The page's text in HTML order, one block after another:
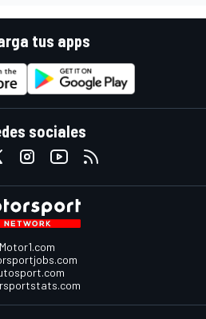
tus apps
sociales
Motor1.com